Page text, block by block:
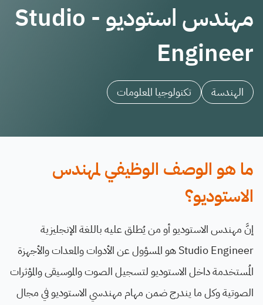
مهندس استوديو - Studio
Engineer
الهندسة تكنولوجيا المعلومات
ما هو الوصف الوظيفي لمهندس
الاستوديو؟
إنَّ مهندس الاستوديو أو من يُطلق عليه باللغة الإنجليزية
Studio Engineer هو المسؤول عن الأدوات والمعدات والأجهزة
المُستخدمة داخل الاستوديو لتسجيل الصوت والموسيقى والمؤثرات
الصوتية وكل ما يندرج ضمن مهام مهندسي الاستوديو في مجال